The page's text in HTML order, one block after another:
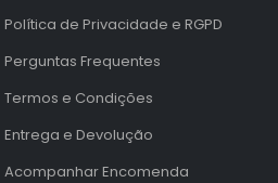
Política de Privacidade e RGPD
Perguntas Frequentes
Termos e Condições
Entrega e Devolução
Acompanhar Encomenda